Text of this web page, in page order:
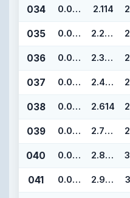
034 0.070 2.114
035 0.070 2.239
036 0.070 2.364
037 0.070 2.489
038 0.070 2.614
039 0.070 2.739
040 0.070 2.864
041 0.070 2.989